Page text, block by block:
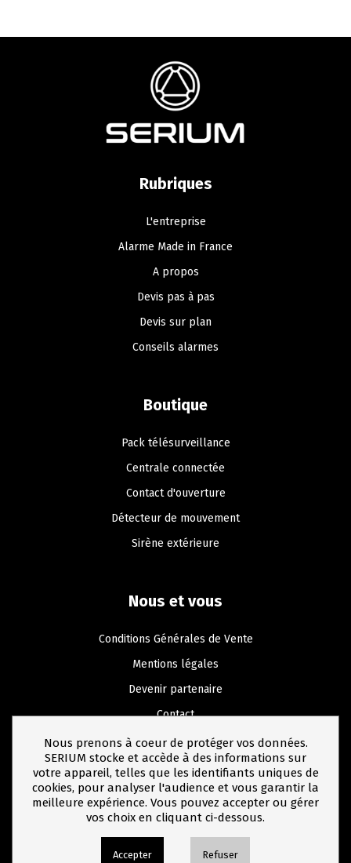
Rubriques
L'entreprise
Alarme Made in France
A propos
Devis pas à pas
Devis sur plan
Conseils alarmes
Boutique
Pack télésurveillance
Centrale connectée
Contact d'ouverture
Détecteur de mouvement
Sirène extérieure
Nous et vous
Conditions Générales de Vente
Mentions légales
Devenir partenaire
Contact
© Copyright SERIUM - 2026
Nous prenons à coeur de protéger vos données.
SERIUM stocke et accède à des informations sur
votre appareil, telles que les identifiants uniques de
cookies, pour analyser l'audience et vous garantir la
meilleure expérience. Vous pouvez accepter ou gérer
vos choix en cliquant ci-dessous.
Accepter Refuser